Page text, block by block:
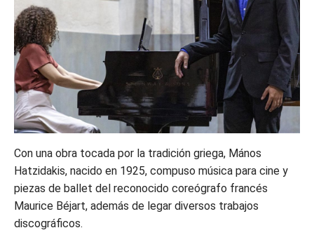
Con una obra tocada por la tradición griega, Mános
Hatzidakis, nacido en 1925, compuso música para cine y
piezas de ballet del reconocido coreógrafo francés
Maurice Béjart, además de legar diversos trabajos
discográficos.